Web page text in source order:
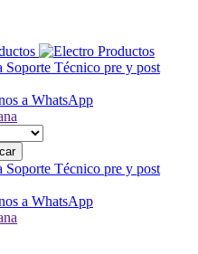
Soporte Técnico pre y post
a WhatsApp
Soporte Técnico pre y post
a WhatsApp